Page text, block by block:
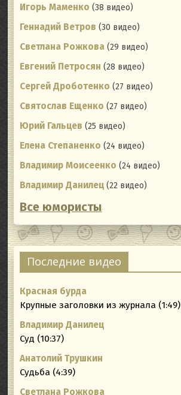
Игорь Маменко (38 видео)
Геннадий Ветров (30 видео)
Светлана Рожкова (29 видео)
Евгений Петросян (28 видео)
Сергей Дроботенко (27 видео)
Святослав Ещенко (27 видео)
Юрий Гальцев (25 видео)
Елена Степаненко (24 видео)
Владимир Моисеенко (24 видео)
Владимир Данилец (22 видео)
Все юмористы
Последние видео
Красная бурда
Крупные заголовки из журнала (1:49)
Владимир Данилец
Суд (10:37)
Анатолий Трушкин
Судьба (4:39)
Светлана Рожкова